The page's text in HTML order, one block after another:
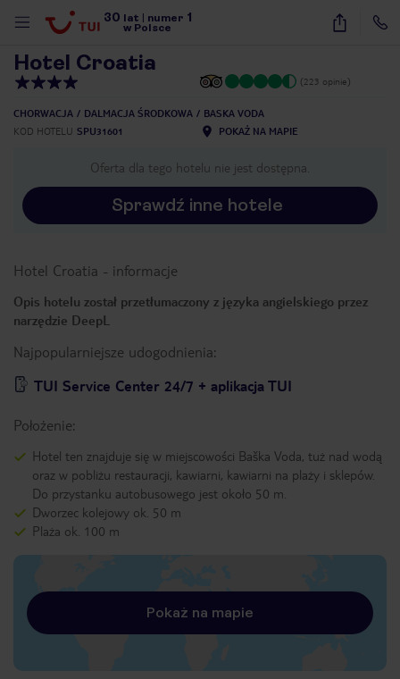
30 lat numer 1
w Polsce
40
Hotel Croatia
(223 opinie)
CHORWACJA DALMACJA ŚRODKOWA
BASKA VODA
KOD HOTELU SPU31601 POKAŻ NA MAPIE
Oferta dla tego hotelu nie jest dostępna.
Sprawdź inne hotele
Hotel Croatia - informacje
Opis hotelu został przetłumaczony z języka angielskiego przez
narzędzie DeepL
Najpopularniejsze udogodnienia:
TUI Service Center 24/7 + aplikacja TUI
Położenie:
Hotel ten znajduje się w miejscowości Baška Voda, tuż nad wodą
oraz w pobliżu restauracji, kawiarni, kawiarni na plaży i sklepów.
Do przystanku autobusowego jest około 50 m.
Dworzec kolejowy ok. 50 m
Plaża ok. 100 m
Pokaż na mapie